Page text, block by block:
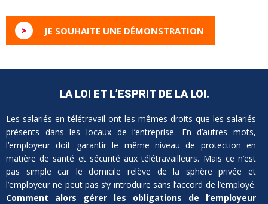
> JE SOUHAITE UNE DÉMONSTRATION
LA LOI ET L’ESPRIT DE LA LOI.
Les salariés en télétravail ont les mêmes droits que les salariés
présents dans les locaux de l’entreprise. En d’autres mots,
l’employeur doit garantir le même niveau de protection en
matière de santé et sécurité aux télétravailleurs. Mais ce n’est
pas simple car le domicile relève de la sphère privée et
l’employeur ne peut pas s’y introduire sans l’accord de l’employé.
Comment alors gérer les obligations de l’employeur